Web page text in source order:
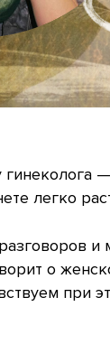
легко
о
при